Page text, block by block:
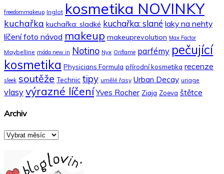
freedommakeup Inglot kosmetika NOVINKY
kuchařka kuchařka: sladké kuchařka: slané laky na nehty
líčení foto návod makeup makeuprevolution Max Factor
Maybelline móda new in Notino Nyx Oriflame parfémy pečující
kosmetika Physicians Formula přírodní kosmetika recenze
sleek soutěže Technic tipy umělé řasy Urban Decay uriage
vlasy výrazné líčení Yves Rocher Ziaja Zoeva štětce
Archiv
Archiv